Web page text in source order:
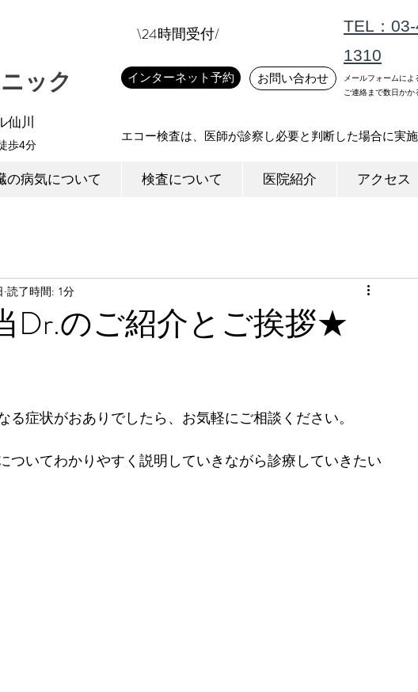
ック
川
歩4分
\24時間受付/
TEL：
1310
インターネット予約 お問い合わせ
メールフォームによ
ご連絡まで数日かか
エコー検査は、医師が診察し必要と判断した場合に実施
の病気について 検査について 医院紹介 アクセス
Dr.のご紹介とご挨拶★
読了時間: 1分
症状がおありでしたら、お気軽にご相談ください。
ついてわかりやすく説明していきながら診療していきたい